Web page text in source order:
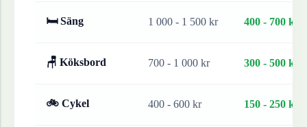
🛏 Säng 1 000 - 1 500 kr 400 - 700 kr
🪑 Köksbord 700 - 1 000 kr 300 - 500 kr
🚲 Cykel 400 - 600 kr 150 - 250 kr